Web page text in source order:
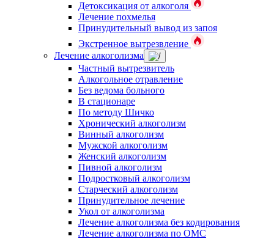
Детоксикация от алкоголя
Лечение похмелья
Принудительный вывод из запоя
Экстренное вытрезвление
Лечение алкоголизма
Частный вытрезвитель
Алкогольное отравление
Без ведома больного
В стационаре
По методу Шичко
Хронический алкоголизм
Винный алкоголизм
Мужской алкоголизм
Женский алкоголизм
Пивной алкоголизм
Подростковый алкоголизм
Старческий алкоголизм
Принудительное лечение
Укол от алкоголизма
Лечение алкоголизма без кодирования
Лечение алкоголизма по ОМС